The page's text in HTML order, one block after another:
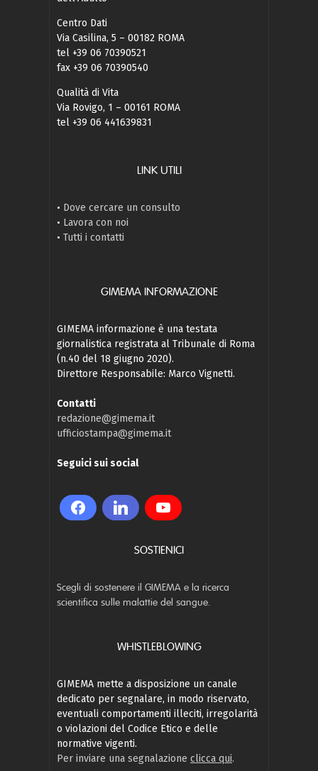
Centro Dati
Via Casilina, 5 – 00182 ROMA
tel +39 06 70390521
fax +39 06 70390540
Qualità di Vita
Via Rovigo, 1 – 00161 ROMA
tel +39 06 441639831
LINK UTILI
• Dove cercare un consulto
• Lavora con noi
• Tutti i contatti
GIMEMA INFORMAZIONE
GIMEMA informazione è una testata
giornalistica registrata al Tribunale di Roma
(n.40 del 18 giugno 2020).
Direttore Responsabile: Marco Vignetti.
Contatti
redazione@gimema.it
ufficiostampa@gimema.it
Seguici sui social
SOSTIENICI
Scegli di sostenere il GIMEMA e la ricerca
scientifica sulle malattie del sangue.
WHISTLEBLOWING
GIMEMA mette a disposizione un canale
dedicato per segnalare, in modo riservato,
eventuali comportamenti illeciti, irregolarità
o violazioni del Codice Etico e delle
normative vigenti.
Per inviare una segnalazione clicca qui.